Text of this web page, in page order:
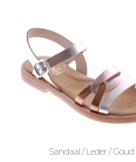
Sandaal / Leder / Goud